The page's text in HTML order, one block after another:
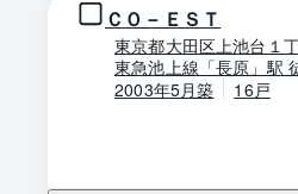
ＣＯ－ＥＳＴ
東京都大田区上池台１
東急池上線「長原」駅
2003年5月築
16戸